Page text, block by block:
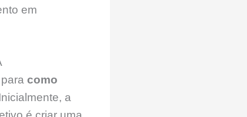
em
como
a